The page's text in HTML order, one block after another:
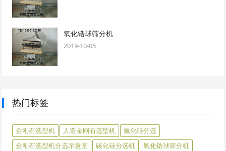
氧化锆球筛分机
2019-10-05
热门标签
金刚石选型机 人造金刚石选型机
氮化硅分选
金刚石选型机分选示意图
碳化硅分选机
氧化锆球筛分机